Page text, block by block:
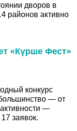
дворов в
районов активно
«Күрше Фест»
конкурс
— от
—
заявок.